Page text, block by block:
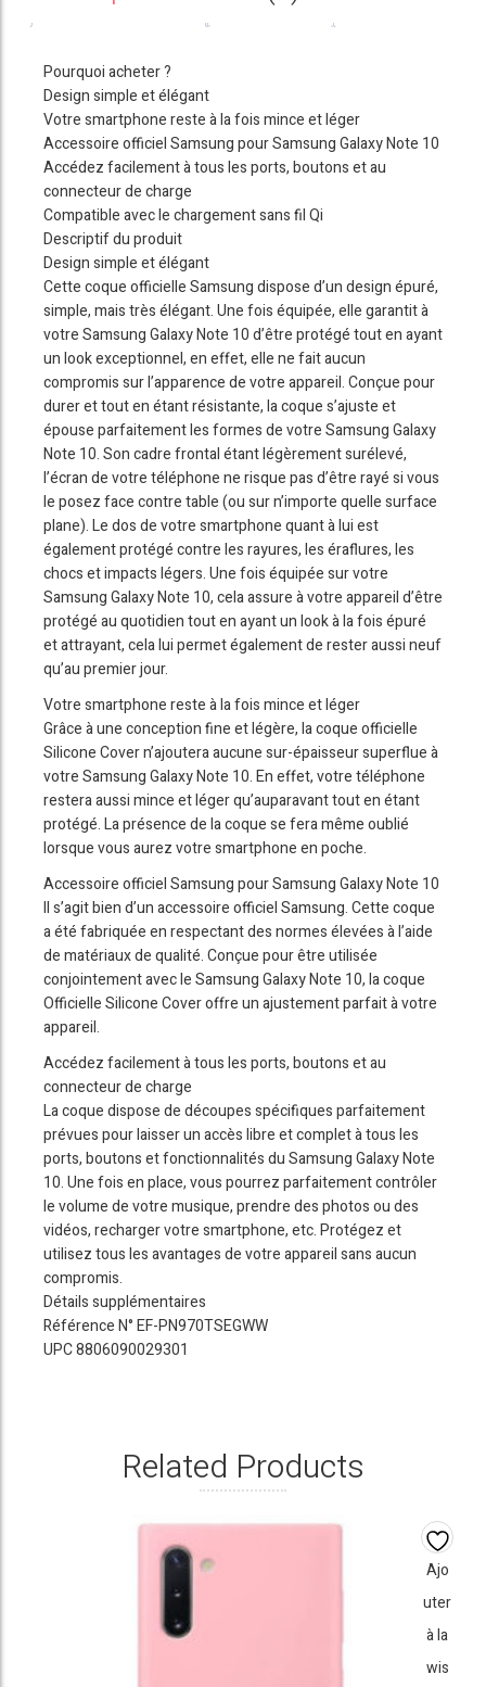
Pourquoi acheter ?
Design simple et élégant
Votre smartphone reste à la fois mince et léger
Accessoire officiel Samsung pour Samsung Galaxy Note 10
Accédez facilement à tous les ports, boutons et au
connecteur de charge
Compatible avec le chargement sans fil Qi
Descriptif du produit
Design simple et élégant
Cette coque officielle Samsung dispose d’un design épuré,
simple, mais très élégant. Une fois équipée, elle garantit à
votre Samsung Galaxy Note 10 d’être protégé tout en ayant
un look exceptionnel, en effet, elle ne fait aucun
compromis sur l’apparence de votre appareil. Conçue pour
durer et tout en étant résistante, la coque s’ajuste et
épouse parfaitement les formes de votre Samsung Galaxy
Note 10. Son cadre frontal étant légèrement surélevé,
l’écran de votre téléphone ne risque pas d’être rayé si vous
le posez face contre table (ou sur n’importe quelle surface
plane). Le dos de votre smartphone quant à lui est
également protégé contre les rayures, les éraflures, les
chocs et impacts légers. Une fois équipée sur votre
Samsung Galaxy Note 10, cela assure à votre appareil d’être
protégé au quotidien tout en ayant un look à la fois épuré
et attrayant, cela lui permet également de rester aussi neuf
qu’au premier jour.
Votre smartphone reste à la fois mince et léger
Grâce à une conception fine et légère, la coque officielle
Silicone Cover n’ajoutera aucune sur-épaisseur superflue à
votre Samsung Galaxy Note 10. En effet, votre téléphone
restera aussi mince et léger qu’auparavant tout en étant
protégé. La présence de la coque se fera même oublié
lorsque vous aurez votre smartphone en poche.
Accessoire officiel Samsung pour Samsung Galaxy Note 10
Il s’agit bien d’un accessoire officiel Samsung. Cette coque
a été fabriquée en respectant des normes élevées à l’aide
de matériaux de qualité. Conçue pour être utilisée
conjointement avec le Samsung Galaxy Note 10, la coque
Officielle Silicone Cover offre un ajustement parfait à votre
appareil.
Accédez facilement à tous les ports, boutons et au
connecteur de charge
La coque dispose de découpes spécifiques parfaitement
prévues pour laisser un accès libre et complet à tous les
ports, boutons et fonctionnalités du Samsung Galaxy Note
10. Une fois en place, vous pourrez parfaitement contrôler
le volume de votre musique, prendre des photos ou des
vidéos, recharger votre smartphone, etc. Protégez et
utilisez tous les avantages de votre appareil sans aucun
compromis.
Détails supplémentaires
Référence N° EF-PN970TSEGWW
UPC 8806090029301
Related Products
Ajo
uter
à la
wis